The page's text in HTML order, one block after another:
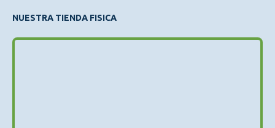
NUESTRA TIENDA FISICA